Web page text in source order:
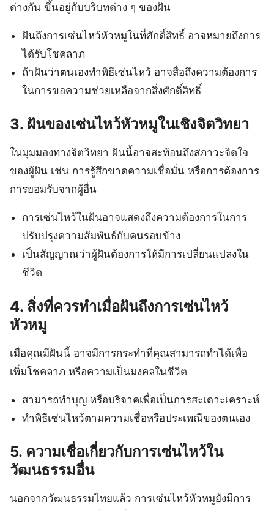
ต่างกัน ขึ้นอยู่กับบริบทต่าง ๆ ของฝัน
ฝันถึงการเซ่นไหว้หัวหมูในที่ศักดิ์สิทธิ์ อาจหมายถึงการ
ได้รับโชคลาภ
ถ้าฝันว่าตนเองทำพิธีเซ่นไหว้ อาจสื่อถึงความต้องการ
ในการขอความช่วยเหลือจากสิ่งศักดิ์สิทธิ์
3. ฝันของเซ่นไหว้หัวหมูในเชิงจิตวิทยา
ในมุมมองทางจิตวิทยา ฝันนี้อาจสะท้อนถึงสภาวะจิตใจ
ของผู้ฝัน เช่น การรู้สึกขาดความเชื่อมั่น หรือการต้องการ
การยอมรับจากผู้อื่น
การเซ่นไหว้ในฝันอาจแสดงถึงความต้องการในการ
ปรับปรุงความสัมพันธ์กับคนรอบข้าง
เป็นสัญญาณว่าผู้ฝันต้องการให้มีการเปลี่ยนแปลงใน
ชีวิต
4. สิ่งที่ควรทำเมื่อฝันถึงการเซ่นไหว้
หัวหมู
เมื่อคุณมีฝันนี้ อาจมีการกระทำที่คุณสามารถทำได้เพื่อ
เพิ่มโชคลาภ หรือความเป็นมงคลในชีวิต
สามารถทำบุญ หรือบริจาคเพื่อเป็นการสะเดาะเคราะห์
ทำพิธีเซ่นไหว้ตามความเชื่อหรือประเพณีของตนเอง
5. ความเชื่อเกี่ยวกับการเซ่นไหว้ใน
วัฒนธรรมอื่น
นอกจากวัฒนธรรมไทยแล้ว การเซ่นไหว้หัวหมูยังมีการ